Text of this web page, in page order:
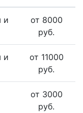
и
от 8000
руб.
и
от 11000
руб.
от 3000
руб.